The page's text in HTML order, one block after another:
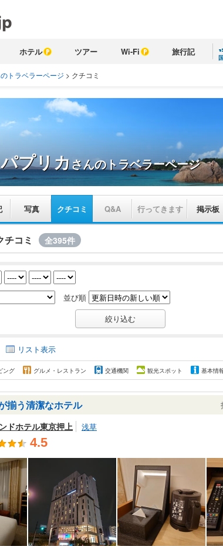
ホテル ツアー Wi-Fi 旅行記
トラベラーページ > クチコミ
パプリカさんのトラベラーページ
写真 クチコミ Q&A 行ってきます 掲示板
チコミ 全395件
並び順
リスト表示
ング グルメ・レストラン 交通機関 観光スポット 基本情
揃う清潔なホテル
ドホテル東京押上
浅草
4.5